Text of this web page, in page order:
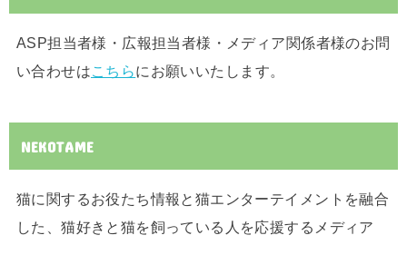
ASP担当者様・広報担当者様・メディア関係者様のお問
い合わせはこちらにお願いいたします。
NEKOTAME
猫に関するお役たち情報と猫エンターテイメントを融合
した、猫好きと猫を飼っている人を応援するメディア